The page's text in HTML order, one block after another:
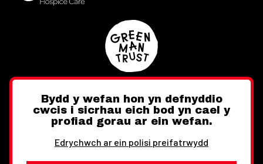
Twitter FacebookInstagram
Bydd y wefan hon yn defnyddio
cwcis i sicrhau eich bod yn cael y
profiad gorau ar ein wefan.
Edrychwch ar ein polisi preifatrwydd